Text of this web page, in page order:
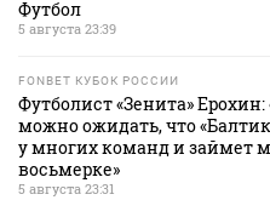
Футбол
5 августа 23:39
FONBET КУБОК РОССИИ
Футболист «Зенита» Ерохин:
можно ожидать, что
у многих команд и займет
восьмерке»
5 августа 23:31